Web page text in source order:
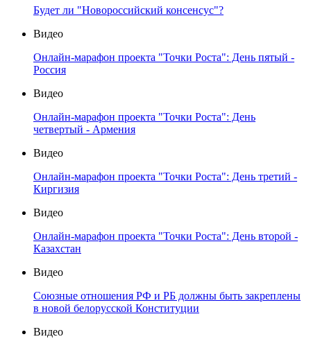
Будет ли "Новороссийский консенсус"?
Видео
Онлайн-марафон проекта "Точки Роста": День пятый -
Россия
Видео
Онлайн-марафон проекта "Точки Роста": День
четвертый - Армения
Видео
Онлайн-марафон проекта "Точки Роста": День третий -
Киргизия
Видео
Онлайн-марафон проекта "Точки Роста": День второй -
Казахстан
Видео
Союзные отношения РФ и РБ должны быть закреплены
в новой белорусской Конституции
Видео